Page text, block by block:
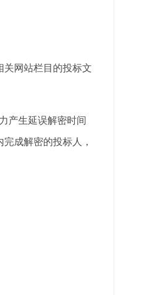
关网站栏目的投标文
产生延误解密时间
成解密的投标人，